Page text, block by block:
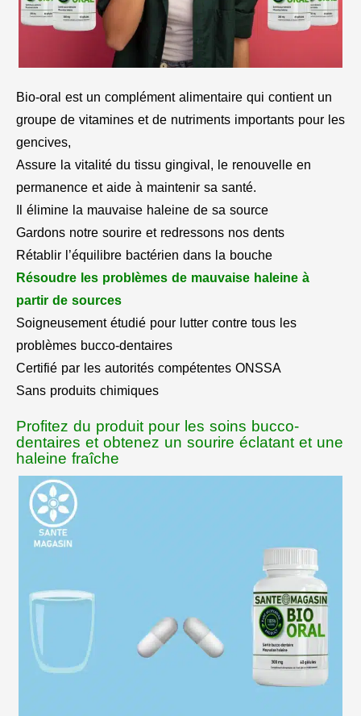
Bio-oral est un complément alimentaire qui contient un
groupe de vitamines et de nutriments importants pour les
gencives,
Assure la vitalité du tissu gingival, le renouvelle en
permanence et aide à maintenir sa santé.
Il élimine la mauvaise haleine de sa source
Gardons notre sourire et redressons nos dents
Rétablir l’équilibre bactérien dans la bouche
Résoudre les problèmes de mauvaise haleine à
partir de sources
Soigneusement étudié pour lutter contre tous les
problèmes bucco-dentaires
Certifié par les autorités compétentes ONSSA
Sans produits chimiques
Profitez du produit pour les soins bucco-
dentaires et obtenez un sourire éclatant et une
haleine fraîche